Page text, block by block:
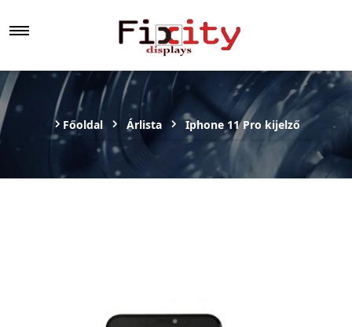
Főoldal Árlista Iphone 11 Pro kijelző